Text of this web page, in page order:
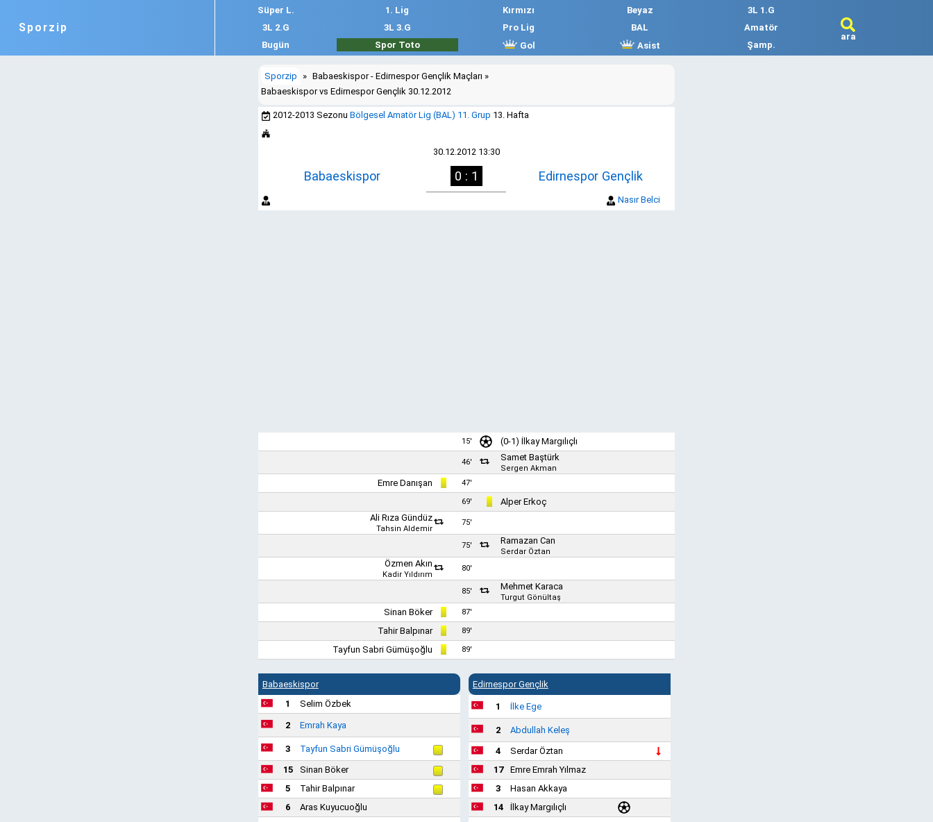
Sporzip
Süper L. 1. Lig Kırmızı Beyaz
3L 1.G
3L 2.G
3L 3.G Pro Lig BAL
Amatör
Bugün
Spor Toto Gol Asist Şamp.
ara
Sporzip » Babaeskispor - Edirnespor Gençlik Maçları »
Babaeskispor vs Edirnespor Gençlik 30.12.2012
2012-2013 Sezonu Bölgesel Amatör Lig (BAL) 11. Grup 13. Hafta
30.12.2012 13:30
Babaeskispor 0 : 1 Edirnespor Gençlik
Nasır Belci
15' (0-1) İlkay Margılıçlı
46' Samet Baştürk
Sergen Akman
Emre Danışan 47'
69'
Alper Erkoç
Ali Rıza Gündüz
Tahsin Aldemir
75'
75' Ramazan Can
Serdar Öztan
Özmen Akın
Kadir Yıldırım
80'
85' Mehmet Karaca
Turgut Gönültaş
Sinan Böker 87'
Tahir Balpınar 89'
Tayfun Sabri Gümüşoğlu 89'
Babaeskispor
1
Selim Özbek
2 Emrah Kaya
3
Tayfun Sabri Gümüşoğlu
15
Sinan Böker
5
Tahir Balpınar
6
Aras Kuyucuoğlu
Edirnespor Gençlik
1 İlke Ege
2
Abdullah Keleş
4
Serdar Öztan
17
Emre Emrah Yılmaz
3
Hasan Akkaya
14
İlkay Margılıçlı